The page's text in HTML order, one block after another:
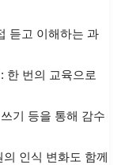
듣고 이해하는 과
한 번의 교육으로
기 등을 통해 감수
인식 변화도 함께